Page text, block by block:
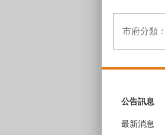
市府分類：
公告訊息
最新消息